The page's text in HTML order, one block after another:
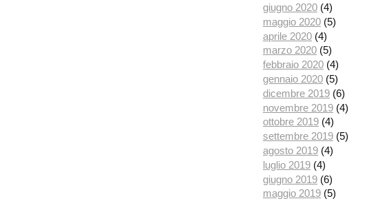
giugno 2020 (4)
maggio 2020 (5)
aprile 2020 (4)
marzo 2020 (5)
febbraio 2020 (4)
gennaio 2020 (5)
dicembre 2019 (6)
novembre 2019 (4)
ottobre 2019 (4)
settembre 2019 (5)
agosto 2019 (4)
luglio 2019 (4)
giugno 2019 (6)
maggio 2019 (5)